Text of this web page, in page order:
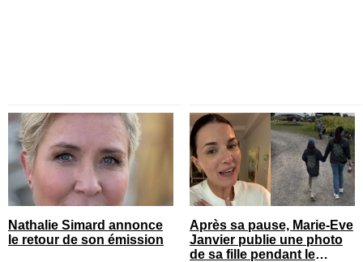
Nathalie Simard annonce
le retour de son émission
Après sa pause, Marie-Eve
Janvier publie une photo
de sa fille pendant le